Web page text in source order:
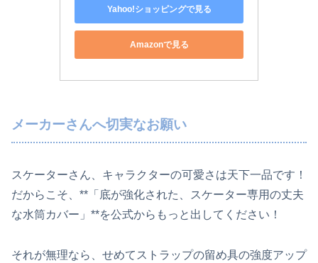
Yahoo!ショッピングで見る
Amazonで見る
メーカーさんへ切実なお願い
スケーターさん、キャラクターの可愛さは天下一品です！
だからこそ、**「底が強化された、スケーター専用の丈夫
な水筒カバー」**を公式からもっと出してください！
それが無理なら、せめてストラップの留め具の強度アップ